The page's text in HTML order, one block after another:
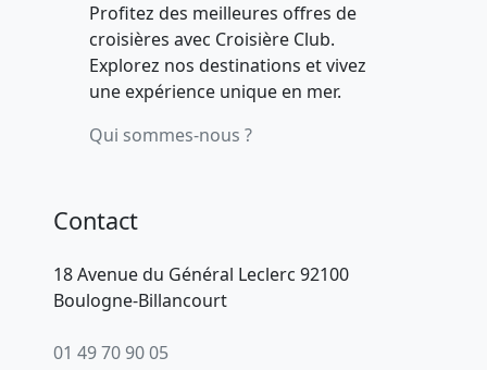
Profitez des meilleures offres de
croisières avec Croisière Club.
Explorez nos destinations et vivez
une expérience unique en mer.
Qui sommes-nous ?
Contact
18 Avenue du Général Leclerc 92100
Boulogne-Billancourt
01 49 70 90 05